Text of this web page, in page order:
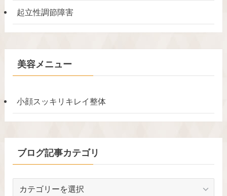
起立性調節障害
美容メニュー
小顔スッキリキレイ整体
ブログ記事カテゴリ